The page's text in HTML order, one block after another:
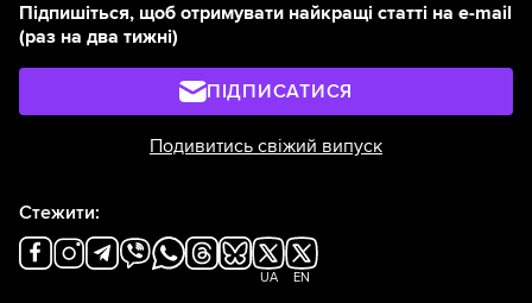
Підпишіться, щоб отримувати найкращі статті на e-mail
(раз на два тижні)
ПІДПИСАТИСЯ
Подивитись свіжий випуск
Стежити:
UA EN